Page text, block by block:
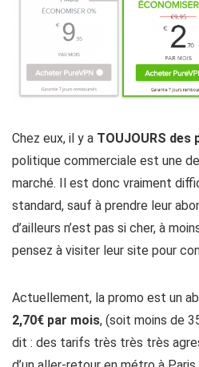
Chez eux, il y a TOUJOURS des
politique commerciale est une
marché. Il est donc vraiment
standard, sauf à prendre leur
d’ailleurs n’est pas si cher, à
pensez à visiter leur site pour
Actuellement, la promo est un
2,70€ par mois, (soit moins de
dit : des tarifs très très très